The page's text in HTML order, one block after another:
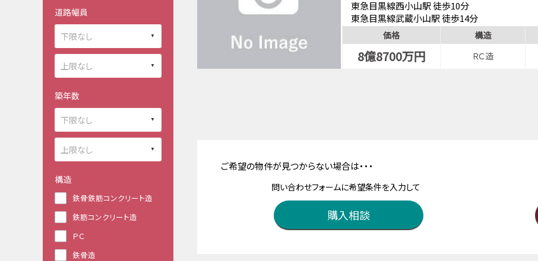
東急目黒線西小山駅 徒歩10分
東急目黒線武蔵小山駅 徒歩14分
価格 構造
8億8700万円 ＲＣ造
ご希望の物件が見つからない場合は・・・
問い合わせフォームに希望条件を入力して
購入相談
道路幅員
築年数
構造
鉄骨鉄筋コンクリート造
鉄筋コンクリート造
ＰＣ
鉄骨造